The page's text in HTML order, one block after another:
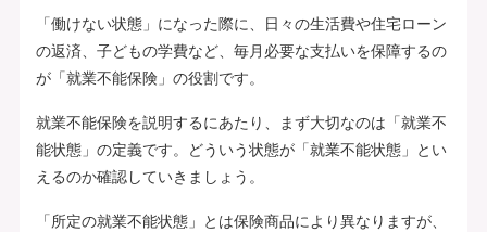
「働けない状態」になった際に、日々の生活費や住宅ローン
の返済、子どもの学費など、毎月必要な支払いを保障するの
が「就業不能保険」の役割です。
就業不能保険を説明するにあたり、まず大切なのは「就業不
能状態」の定義です。どういう状態が「就業不能状態」とい
えるのか確認していきましょう。
「所定の就業不能状態」とは保険商品により異なりますが、